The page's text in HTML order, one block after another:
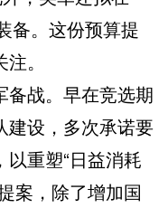
备。这份预算提
。
战。早在竞选期
建设，多次承诺要
重塑“日益消耗
案，除了增加国